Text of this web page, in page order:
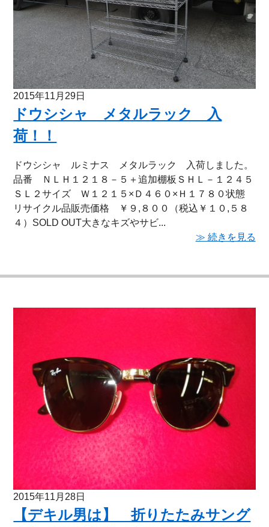
2015年11月29日
ドウシシャ メタルラック 入
荷！！
ドウシシャ ルミナス メタルラック 入荷しました。
品番 ＮＬＨ１２１８－５＋追加棚板ＳＨＬ－１２４５
ＳＬ２サイズ Ｗ１２１５×Ｄ４６０×Ｈ１７８０状態
リサイクル品販売価格 ￥９,８００（税込￥１０,５８
４）SOLD OUT大きなキズやサビ...
≫ 続きを見る
2015年11月28日
【デキル男は】 折りたたみサング